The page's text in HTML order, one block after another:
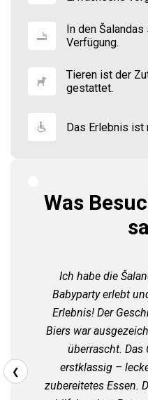
Was
❮
Ich habe die
Babyparty erlebt
Erlebnis! Der
Biers war
überrascht. Das
erstklassig –
zubereitetes Essen.
In den
Verfügung.
Tieren ist der
gestattet.
Das Erlebnis ist